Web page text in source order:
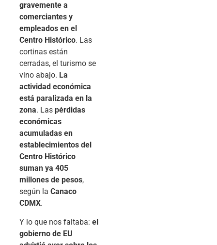
gravemente a
comerciantes y
empleados en el
Centro Histórico. Las
cortinas están
cerradas, el turismo se
vino abajo. La
actividad económica
está paralizada en la
zona. Las pérdidas
económicas
acumuladas en
establecimientos del
Centro Histórico
suman ya 405
millones de pesos,
según la Canaco
CDMX.
Y lo que nos faltaba: el
gobierno de EU